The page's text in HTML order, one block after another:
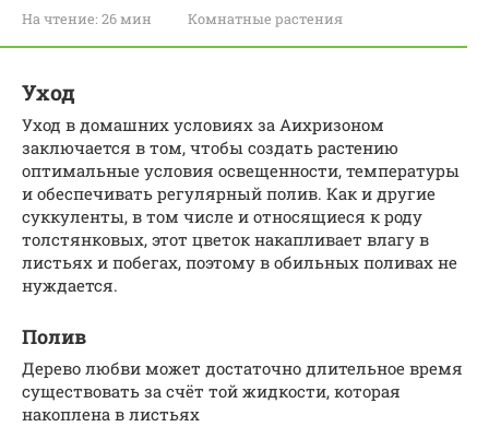
На чтение: 26 мин Комнатные растения
Уход
Уход в домашних условиях за Аихризоном
заключается в том, чтобы создать растению
оптимальные условия освещенности, температуры
и обеспечивать регулярный полив. Как и другие
суккуленты, в том числе и относящиеся к роду
толстянковых, этот цветок накапливает влагу в
листьях и побегах, поэтому в обильных поливах не
нуждается.
Полив
Дерево любви может достаточно длительное время
существовать за счёт той жидкости, которая
накоплена в листьях